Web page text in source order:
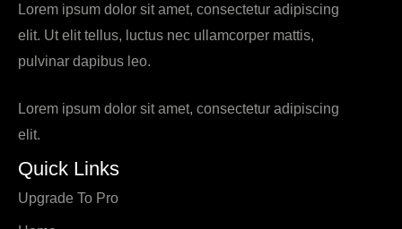
Lorem ipsum dolor sit amet, consectetur adipiscing
elit. Ut elit tellus, luctus nec ullamcorper mattis,
pulvinar dapibus leo.
Lorem ipsum dolor sit amet, consectetur adipiscing
elit.
Quick Links
Upgrade To Pro